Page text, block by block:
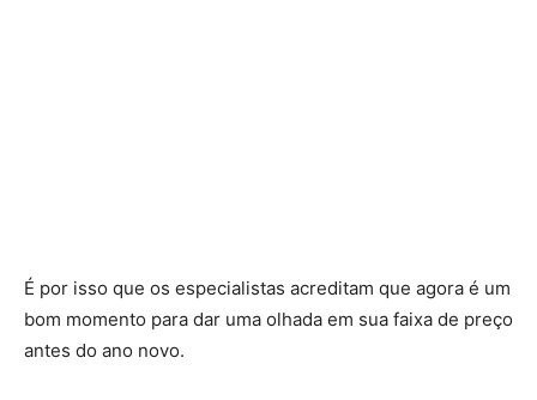
É por isso que os especialistas acreditam que agora é um
bom momento para dar uma olhada em sua faixa de preço
antes do ano novo.